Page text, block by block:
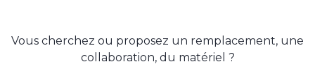
Vous cherchez ou proposez un remplacement, une
collaboration, du matériel ?